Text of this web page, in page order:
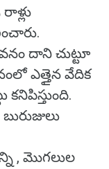
దాని చుట్టూ
ఎత్తైన వేదిక
, మొగలుల